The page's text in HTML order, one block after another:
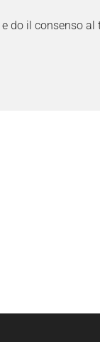
e do il consenso al